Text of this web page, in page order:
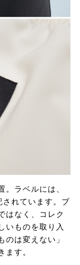
ラベルには、
れています。ブ
はなく、コレク
いものを取り入
は変えない」
す。